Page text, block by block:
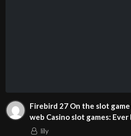
Firebird 27 On the slot
web Casino slot games:
Await
lily